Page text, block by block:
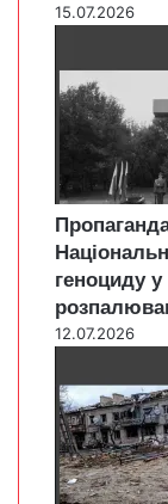
15.07.2026
геноциду
12.07.2026